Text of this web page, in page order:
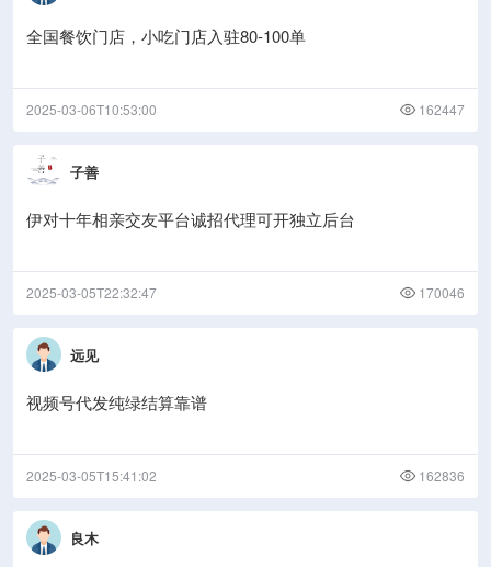
全国餐饮门店，小吃门店入驻80-100单
2025-03-06T10:53:00 162447
子善
伊对十年相亲交友平台诚招代理可开独立后台
2025-03-05T22:32:47 170046
远见
视频号代发纯绿结算靠谱
2025-03-05T15:41:02 162836
良木